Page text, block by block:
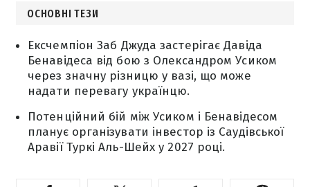
ОСНОВНІ ТЕЗИ
Ексчемпіон Заб Джуда застерігає Давіда
Бенавідеса від бою з Олександром Усиком
через значну різницю у вазі, що може
надати перевагу українцю.
Потенційний бій між Усиком і Бенавідесом
планує організувати інвестор із Саудівської
Аравії Туркі Аль-Шейх у 2027 році.